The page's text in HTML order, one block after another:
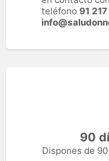
teléfono 91
90
Dispones de